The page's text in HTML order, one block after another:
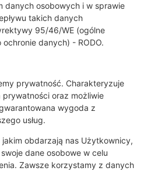
danych osobowych i w sprawie
takich danych
95/46/WE (ogólne
danych) - RODO.
prywatność. Charakteryzuje
prywatności oraz możliwie
wygoda z
usług.
jakim obdarzają nas Użytkownicy,
dane osobowe w celu
Zawsze korzystamy z danych